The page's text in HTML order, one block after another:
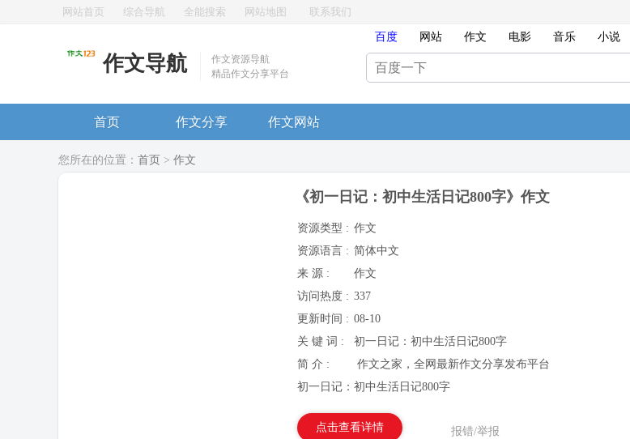
网站首页 综合导航 全能搜索 网站地图 联系我们
作文导航
作文资源导航
精品作文分享平台
百度 网站 作文 电影 音乐 小说
首页 作文分享 作文网站
您所在的位置： 首页 > 作文
《初一日记：初中生活日记800字》作文
资源类型 : 作文
资源语言 : 简体中文
来 源 :
作文
访问热度 : 337
更新时间 : 08-10
关 键 词 :
初一日记：初中生活日记800字
简 介 :
作文之家，全网最新作文分享发布平台
初一日记：初中生活日记800字
点击查看详情 报错/举报